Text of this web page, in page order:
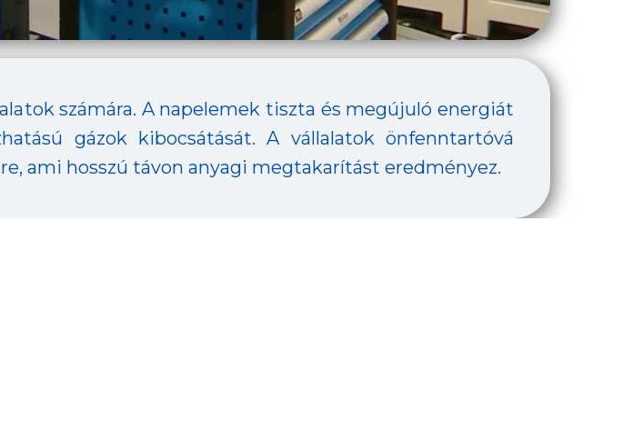
számára. A napelemek tiszta és megújuló energiát
gázok kibocsátását. A vállalatok önfenntartóvá
ami hosszú távon anyagi megtakarítást eredményez.